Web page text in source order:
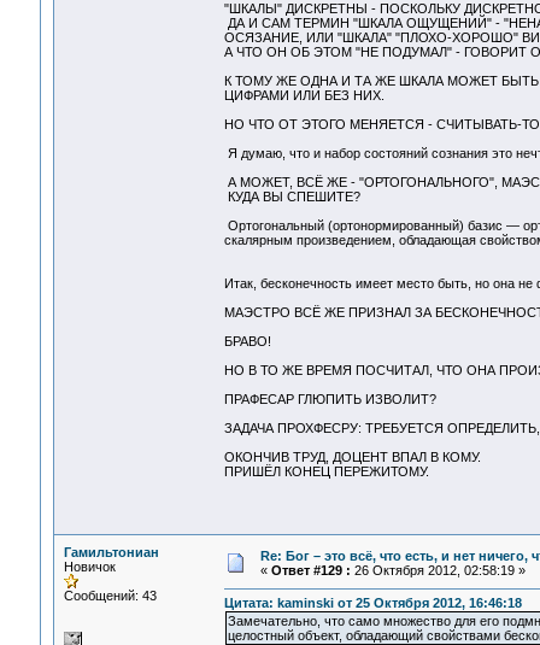
"ШКАЛЫ" ДИСКРЕТНЫ - ПОСКОЛЬКУ
ДА И САМ ТЕРМИН "ШКАЛА ОЩУЩЕНИЙ" -
ОСЯЗАНИЕ, ИЛИ "ШКАЛА" "ПЛОХО-ХОРОШО"
А ЧТО ОН ОБ ЭТОМ "НЕ ПОДУМАЛ" - ГОВОРИТ
К ТОМУ ЖЕ ОДНА И ТА ЖЕ ШКАЛА МОЖЕТ
ЦИФРАМИ ИЛИ БЕЗ НИХ.
НО ЧТО ОТ ЭТОГО МЕНЯЕТСЯ - СЧИТЫВАТЬ-
Я думаю, что и набор состояний сознания это
А МОЖЕТ, ВСЁ ЖЕ - "ОРТОГОНАЛЬНОГО",
КУДА ВЫ СПЕШИТЕ?
Ортогональный (ортонормированный) базис —
скалярным произведением, обладающая
Итак, бесконечность имеет место быть, но она
МАЭСТРО ВСЁ ЖЕ ПРИЗНАЛ ЗА
БРАВО!
НО В ТО ЖЕ ВРЕМЯ ПОСЧИТАЛ, ЧТО ОНА
ПРАФЕСАР ГЛЮПИТЬ ИЗВОЛИТ?
ЗАДАЧА ПРОХФЕСРУ: ТРЕБУЕТСЯ
ОКОНЧИВ ТРУД, ДОЦЕНТ ВПАЛ В КОМУ.
ПРИШЁЛ КОНЕЦ ПЕРЕЖИТОМУ.
Гамильтониан
Новичок
Сообщений: 43
Re: Бог – это всё, что есть, и нет
« Ответ #129 : 26 Октября 2012, 02:58:19 »
Цитата: kaminski от 25 Октября 2012, 16:46:18
Замечательно, что само множество для его
целостный объект, обладающий свойствами